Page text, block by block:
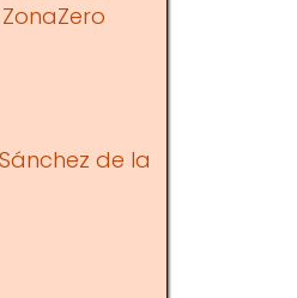
de la